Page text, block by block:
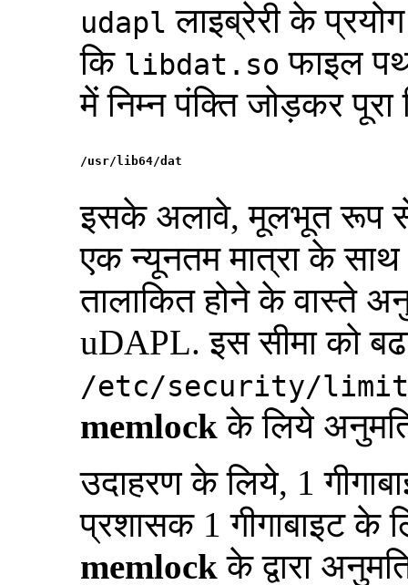
udapl लाइब्रेरी के
कि libdat.so फाइल
में निम्न पंक्ति जोड़कर
इसके अलावे, मूलभूत रूप से,
एक न्यूनतम मात्रा के साथ
तालाकित होने के वास्ते
uDAPL. इस सीमा को
/etc/security/
memlock के लिये अनुमति
उदाहरण के लिये, 1
प्रशासक 1 गीगाबाइट के
memlock के द्वारा